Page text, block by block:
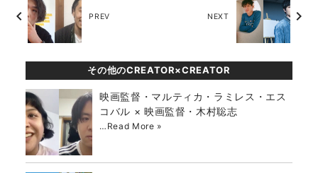
chevron_left PREV NEXT chevron_right
その他のCREATOR×CREATOR
映画監督・マルティカ・ラミレス・エス
コバル × 映画監督・木村聡志
… Read More »